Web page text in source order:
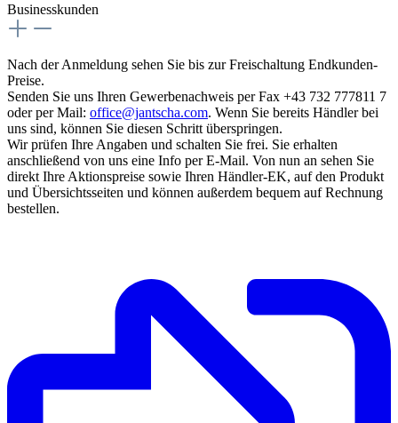
Businesskunden
Nach der Anmeldung sehen Sie bis zur Freischaltung Endkunden-
Preise.
Senden Sie uns Ihren Gewerbenachweis per Fax +43 732 777811 7
oder per Mail: office@jantscha.com. Wenn Sie bereits Händler bei
uns sind, können Sie diesen Schritt überspringen.
Wir prüfen Ihre Angaben und schalten Sie frei. Sie erhalten
anschließend von uns eine Info per E-Mail. Von nun an sehen Sie
direkt Ihre Aktionspreise sowie Ihren Händler-EK, auf den Produkt
und Übersichtsseiten und können außerdem bequem auf Rechnung
bestellen.